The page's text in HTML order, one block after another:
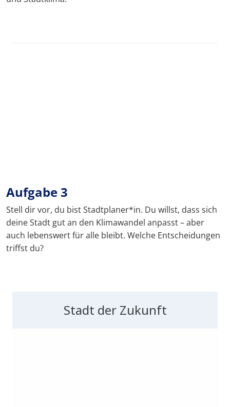
Aufgabe 3
Stell dir vor, du bist Stadtplaner*in. Du willst, dass sich
deine Stadt gut an den Klimawandel anpasst – aber
auch lebenswert für alle bleibt. Welche Entscheidungen
triffst du?